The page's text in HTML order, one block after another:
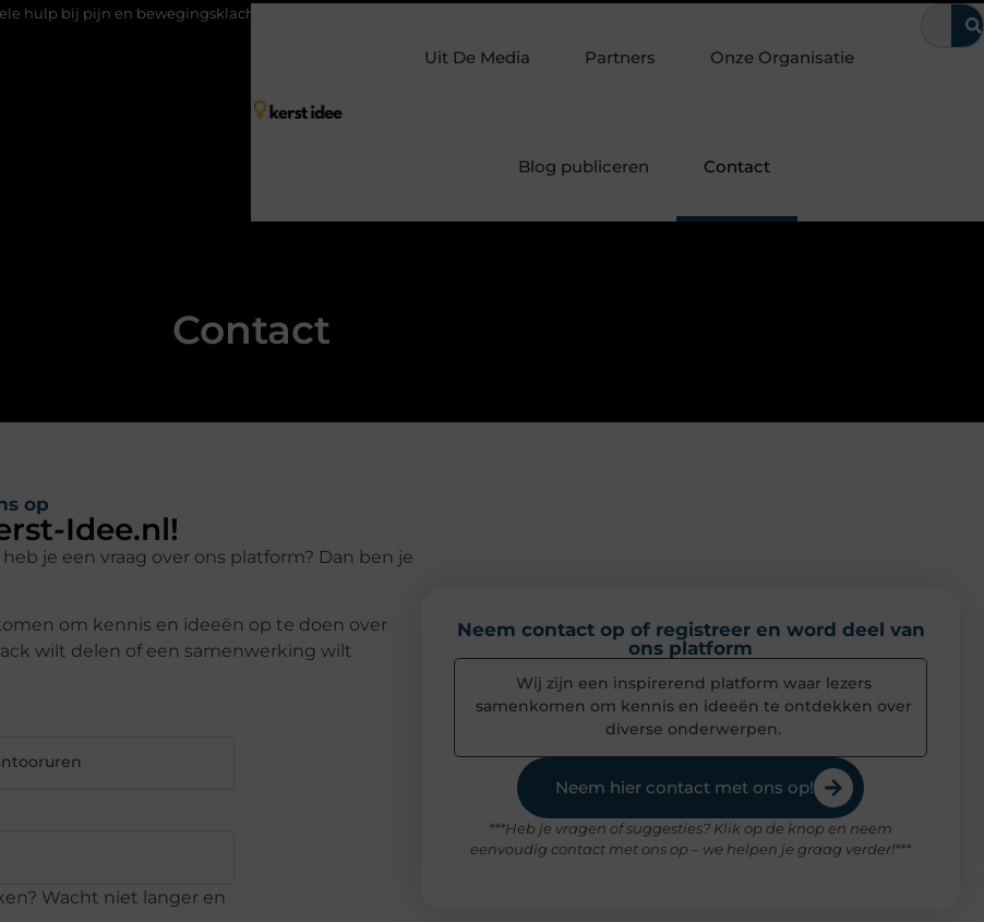
en bewegingsklachten Vakantiechecklist om jouw woning veilig achter te laten Waarom kerntrekbeveiliging onmisbaar is
Uit De Media Partners Onze Organisatie
Blog publiceren Contact
Contact
op
Idee.nl!
je een vraag over ons platform? Dan ben je
om kennis en ideeën op te doen over
wilt delen of een samenwerking wilt
Wacht niet langer en
Neem contact op of registreer en word deel van
ons platform
Wij zijn een inspirerend platform waar lezers
samenkomen om kennis en ideeën te ontdekken over
diverse onderwerpen.
Neem hier contact met ons op!
***Heb je vragen of suggesties? Klik op de knop en neem
eenvoudig contact met ons op – we helpen je graag verder!***